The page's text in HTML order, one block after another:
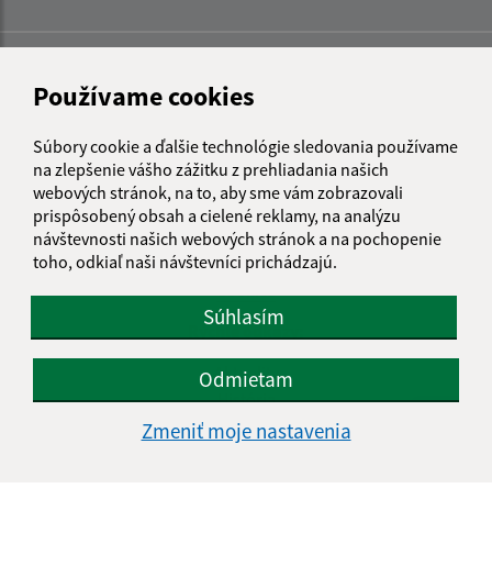
Používame cookies
Súbory cookie a ďalšie technológie sledovania používame
na zlepšenie vášho zážitku z prehliadania našich
webových stránok, na to, aby sme vám zobrazovali
prispôsobený obsah a cielené reklamy, na analýzu
návštevnosti našich webových stránok a na pochopenie
toho, odkiaľ naši návštevníci prichádzajú.
Súhlasím
Odmietam
Zmeniť moje nastavenia
Vyhlásenie o prístupnosti
Ochrana osobných údajov
Navigácia:
Vytlačiť aktuálnu stránku
Mapa stránok
Cookies
Rýchle odkazy:
Aktuality
História
Fotogaléria